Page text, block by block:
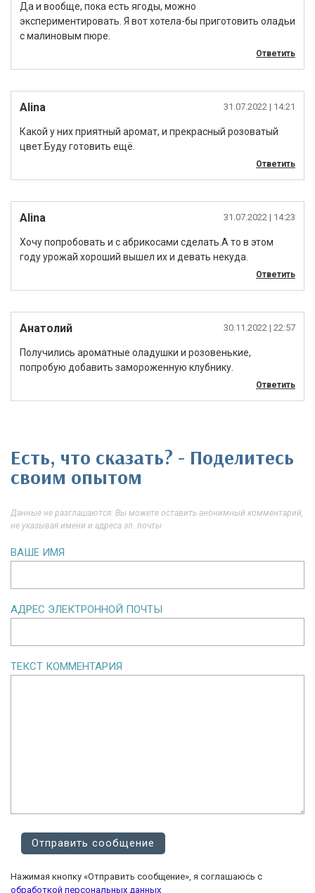
Да и вообще, пока есть ягоды, можно
экспериментировать. Я вот хотела-бы приготовить оладьи
с малиновым пюре.
Ответить
Alina 31.07.2022 | 14:21
Какой у них приятный аромат, и прекрасный розоватый
цвет.Буду готовить ещё.
Ответить
Alina 31.07.2022 | 14:23
Хочу попробовать и с абрикосами сделать.А то в этом
году урожай хороший вышел их и девать некуда.
Ответить
Анатолий 30.11.2022 | 22:57
Получились ароматные оладушки и розовенькие,
попробую добавить замороженную клубнику.
Ответить
Есть, что сказать? - Поделитесь
своим опытом
Данные не разглашаются. Вы можете оставить анонимный комментарий,
не указывая имени и адреса эл. почты
ВАШЕ ИМЯ
АДРЕС ЭЛЕКТРОННОЙ ПОЧТЫ
ТЕКСТ КОММЕНТАРИЯ
Нажимая кнопку «Отправить сообщение», я соглашаюсь с
обработкой персональных данных